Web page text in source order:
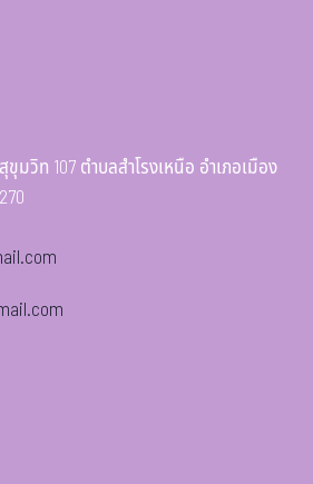
มวิท 107 ตำบลสำโรงเหนือ อำเภอเมือง